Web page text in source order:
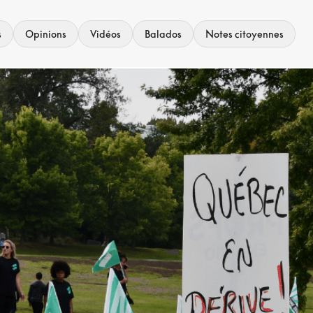
Opinions Vidéos Balados Notes citoyennes